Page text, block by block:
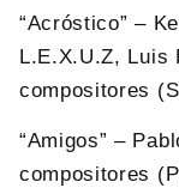
“Acróstico” –
L.E.X.U.Z, Luis
compositores
“Amigos” –
compositores